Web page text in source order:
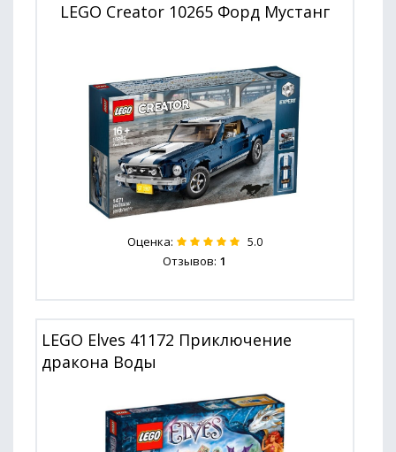
LEGO Creator 10265 Форд Мустанг
Оценка: 5.0
Отзывов: 1
LEGO Elves 41172 Приключение
дракона Воды